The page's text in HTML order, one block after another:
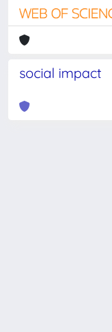
social impact